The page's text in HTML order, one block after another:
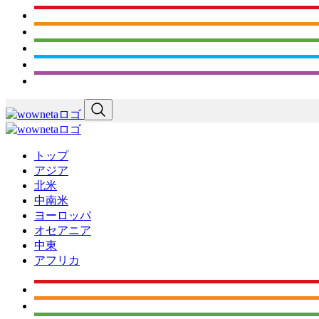
トップ
アジア
北米
中南米
ヨーロッパ
オセアニア
中東
アフリカ